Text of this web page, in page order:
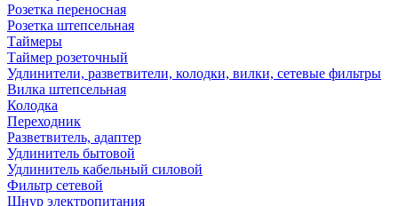
Розетка переносная
Розетка штепсельная
Таймеры
Таймер розеточный
Удлинители, разветвители, колодки, вилки, сетевые фильтры
Вилка штепсельная
Колодка
Переходник
Разветвитель, адаптер
Удлинитель бытовой
Удлинитель кабельный силовой
Фильтр сетевой
Шнур электропитания